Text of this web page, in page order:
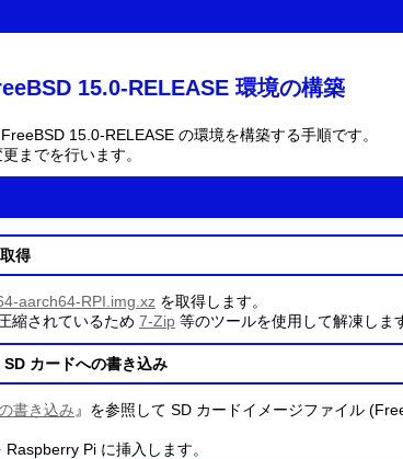
15.0-RELEASE 環境の構築
15.0-RELEASE の環境を構築する手順です。
までを行います。
得
aarch64-RPI.img.xz を取得します。
縮されているため 7-Zip 等のツールを使用して解凍しま
カードへの書き込み
書き込み 』を参照して SD カードイメージファイル
Pi に挿入します。